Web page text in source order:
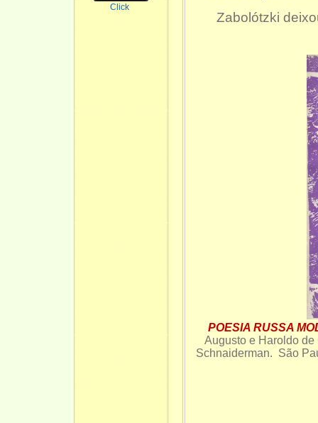
Click
Zabolótzki
POESIA RUSSA
Augusto e Haroldo
Schnaiderman. São